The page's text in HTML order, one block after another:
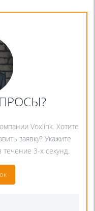
Voxlink. Хотите
заявку? Укажите
3-х секунд.